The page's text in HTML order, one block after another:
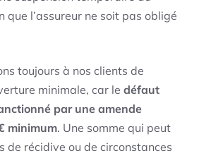
que l’assureur ne soit pas obligé
toujours à nos clients de
minimale, car le défaut
par une amende
minimum. Une somme qui peut
de récidive ou de circonstances